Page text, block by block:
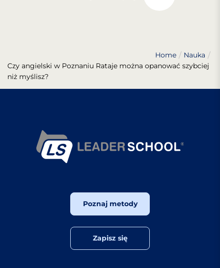
Home
Nauka
Czy angielski w Poznaniu Rataje można opanować szybciej
niż myślisz?
Poznaj metody
Zapisz się